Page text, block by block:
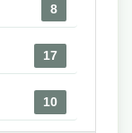
8
17
10